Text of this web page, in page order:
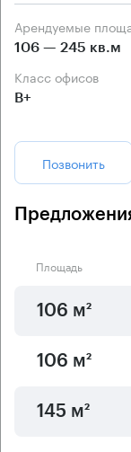
Арендуемые
106 — 245 кв.м
Класс офисов
B+
Позвонить
Площадь
106 м²
106 м²
145 м²